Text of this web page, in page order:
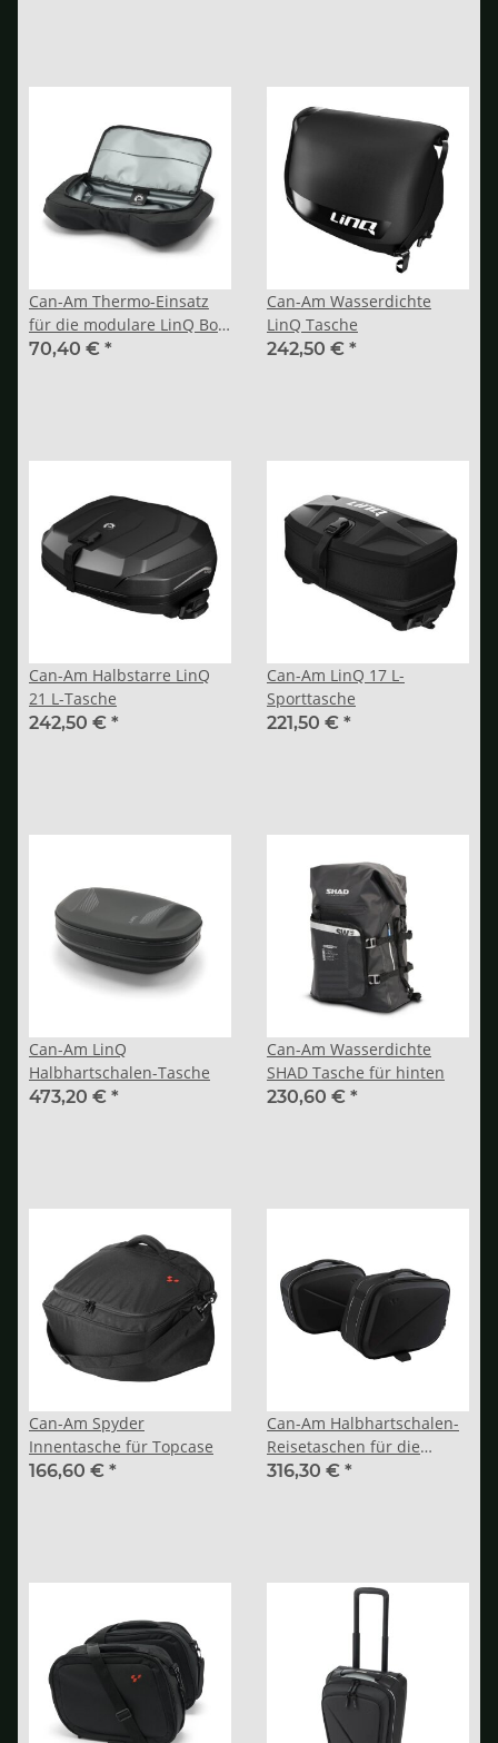
Can-Am Thermo-Einsatz
für die modulare LinQ Box
(10 l)
70,40 € *
Can-Am Wasserdichte
LinQ Tasche
242,50 € *
Can-Am Halbstarre LinQ
21 L-Tasche
242,50 € *
Can-Am LinQ 17 L-
Sporttasche
221,50 € *
Can-Am LinQ
Halbhartschalen-Tasche
473,20 € *
Can-Am Wasserdichte
SHAD Tasche für hinten
230,60 € *
Can-Am Spyder
Innentasche für Topcase
166,60 € *
Can-Am Halbhartschalen-
Reisetaschen für die
seitlichen
316,30 € *